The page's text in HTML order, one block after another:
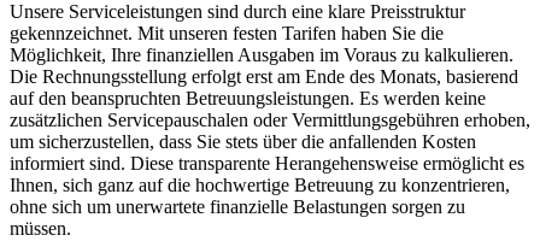
Unsere Serviceleistungen sind durch eine klare Preisstruktur
gekennzeichnet. Mit unseren festen Tarifen haben Sie die
Möglichkeit, Ihre finanziellen Ausgaben im Voraus zu kalkulieren.
Die Rechnungsstellung erfolgt erst am Ende des Monats, basierend
auf den beanspruchten Betreuungsleistungen. Es werden keine
zusätzlichen Servicepauschalen oder Vermittlungsgebühren erhoben,
um sicherzustellen, dass Sie stets über die anfallenden Kosten
informiert sind. Diese transparente Herangehensweise ermöglicht es
Ihnen, sich ganz auf die hochwertige Betreuung zu konzentrieren,
ohne sich um unerwartete finanzielle Belastungen sorgen zu
müssen.